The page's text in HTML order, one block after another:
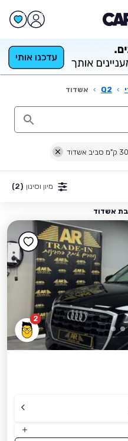
›
Q2
› אשדוד
מיון וסינון (2)
2